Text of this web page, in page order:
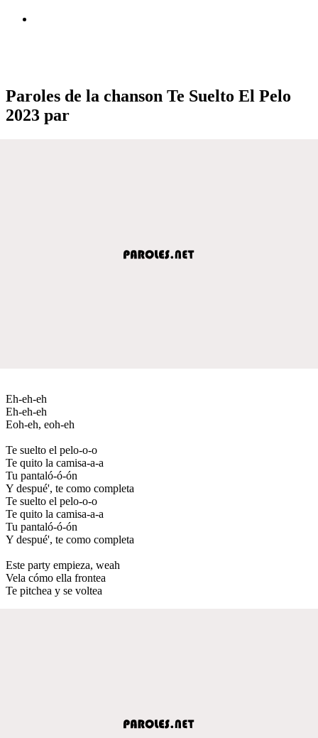
Paroles de la chanson Te Suelto El Pelo
2023 par
Eh-eh-eh
Eh-eh-eh
Eoh-eh, eoh-eh
Te suelto el pelo-o-o
Te quito la camisa-a-a
Tu pantaló-ó-ón
Y despué', te como completa
Te suelto el pelo-o-o
Te quito la camisa-a-a
Tu pantaló-ó-ón
Y despué', te como completa
Este party empieza, weah
Vela cómo ella frontea
Te pitchea y se voltea